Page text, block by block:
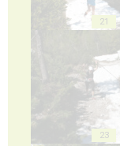
21
23